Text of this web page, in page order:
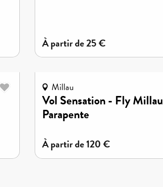
à partir de25€
Millau
Vol Sensation - Fly Millau
Parapente
à partir de120€